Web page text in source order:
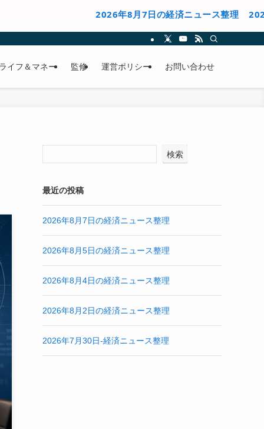
2026年8月7日の経済ニュース整理 2026年8月5
イフ＆マネー 監修 運営ポリシー お問い合わせ
検索
最近の投稿
2026年8月7日の経済ニュース整理
2026年8月5日の経済ニュース整理
2026年8月4日の経済ニュース整理
2026年8月2日の経済ニュース整理
2026年7月30日-経済ニュース整理